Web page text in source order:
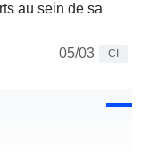
au sein de sa
05/03
CI